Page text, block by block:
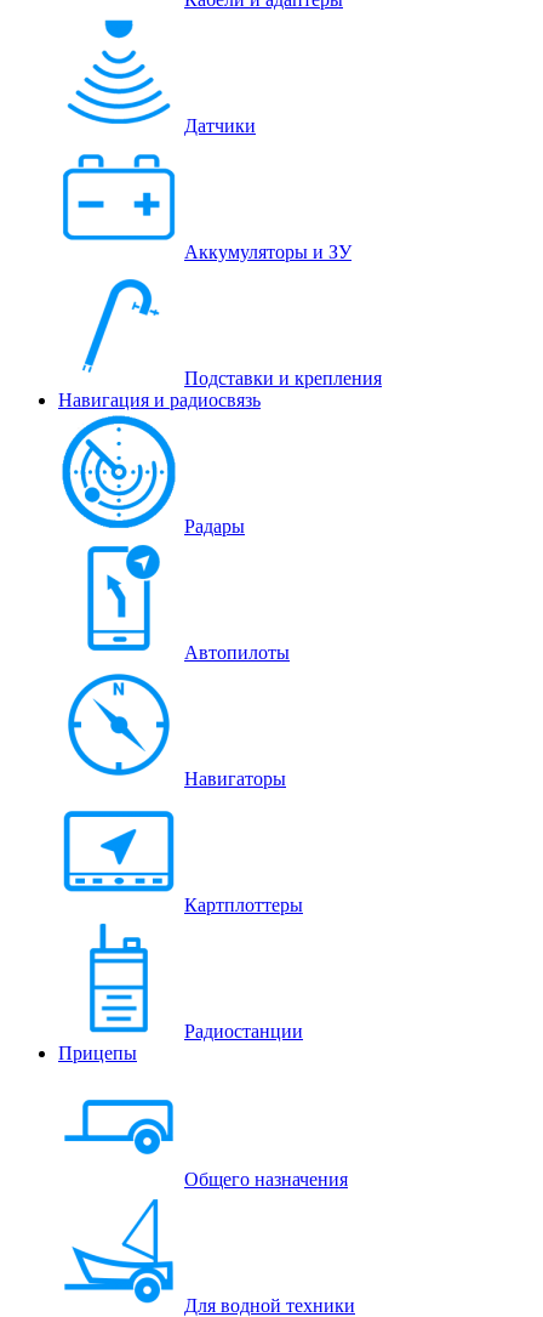
Датчики
Аккумуляторы и ЗУ
Подставки и крепления
Навигация и радиосвязь
Радары
Автопилоты
Навигаторы
Картплоттеры
Радиостанции
Прицепы
Общего назначения
Для водной техники